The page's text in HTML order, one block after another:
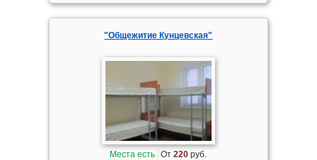
"Общежитие Кунцевская"
Места есть От220 руб.